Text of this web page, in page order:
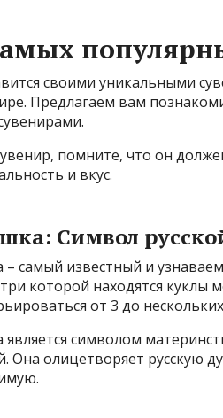
своими уникальными
Предлагаем вам
помните, что он
и вкус.
Символ
самый известный и
которой находятся
от 3 до
символом
Она олицетворяет русскую